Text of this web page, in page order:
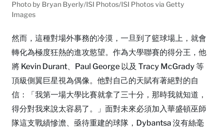
Photo by Bryan Byerly/ISI Photos/ISI Photos via Getty
Images
然而，這種對場外事務的冷漠，一旦到了籃球場上，就會
轉化為極度狂熱的進攻慾望。作為大學聯賽的得分王，他
將 Kevin Durant、Paul George 以及 Tracy McGrady 等
頂級側翼巨星視為偶像。他對自己的天賦有著絕對的自
信：「我第一場大學比賽就拿了三十分，那時我就知道，
得分對我來說太容易了。」面對未來必須加入華盛頓巫師
隊這支戰績慘澹、亟待重建的球隊，Dybantsa 沒有絲毫